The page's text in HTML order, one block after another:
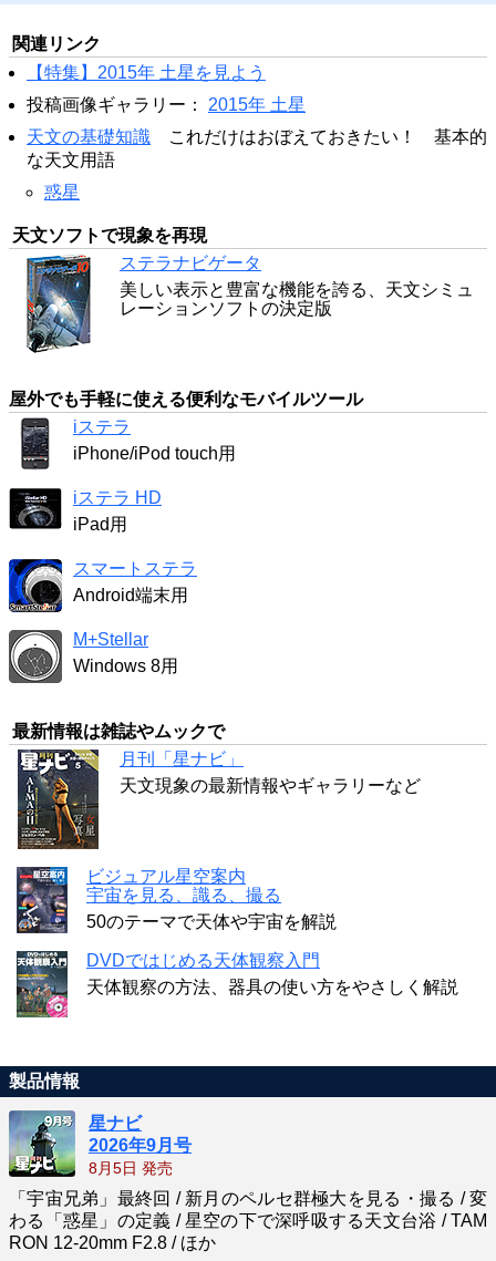
関連リンク
【特集】2015年 土星を見よう
投稿画像ギャラリー： 2015年 土星
天文の基礎知識 これだけはおぼえておきたい！ 基本的
な天文用語
惑星
天文ソフトで現象を再現
ステラナビゲータ
美しい表示と豊富な機能を誇る、天文シミュ
レーションソフトの決定版
屋外でも手軽に使える便利なモバイルツール
iステラ
iPhone/iPod touch用
iステラ HD
iPad用
スマートステラ
Android端末用
M+Stellar
Windows 8用
最新情報は雑誌やムックで
月刊「星ナビ」
天文現象の最新情報やギャラリーなど
ビジュアル星空案内
宇宙を見る、識る、撮る
50のテーマで天体や宇宙を解説
DVDではじめる天体観察入門
天体観察の方法、器具の使い方をやさしく解説
製品情報
星ナビ
2026年9月号
8月5日 発売
「宇宙兄弟」最終回 / 新月のペルセ群極大を見る・撮る / 変
わる「惑星」の定義 / 星空の下で深呼吸する天文台浴 / TAM
RON 12-20mm F2.8 / ほか